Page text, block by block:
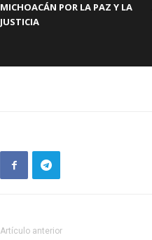
MICHOACÁN POR LA PAZ Y LA
JUSTICIA
Artículo anterior